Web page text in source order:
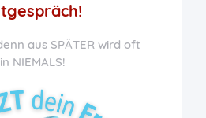
aus SPÄTER wird oft
NIEMALS!